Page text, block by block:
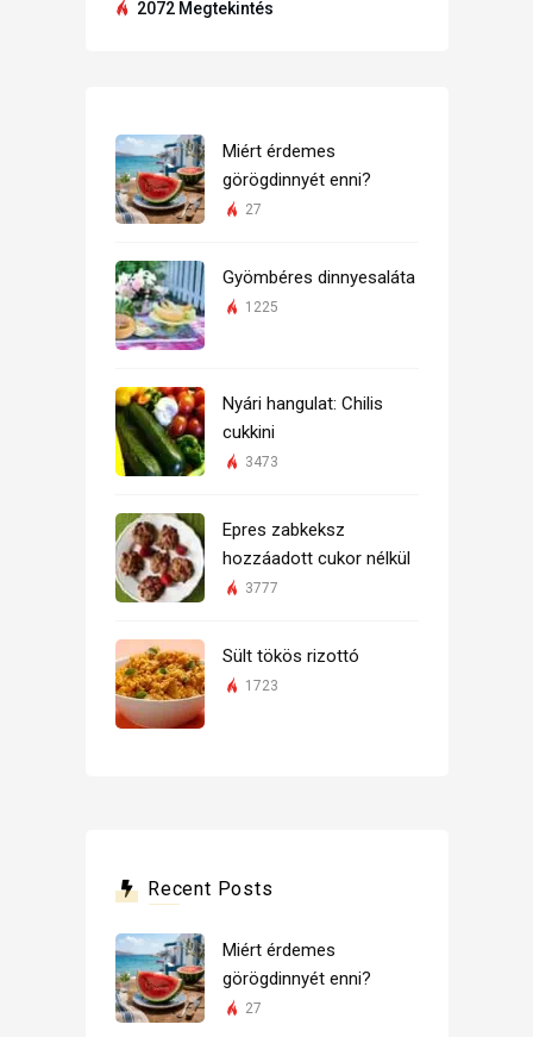
2072 Megtekintés
Miért érdemes
görögdinnyét enni?
27
Gyömbéres dinnyesaláta
1225
Nyári hangulat: Chilis
cukkini
3473
Epres zabkeksz
hozzáadott cukor nélkül
3777
Sült tökös rizottó
1723
Recent Posts
Miért érdemes
görögdinnyét enni?
27